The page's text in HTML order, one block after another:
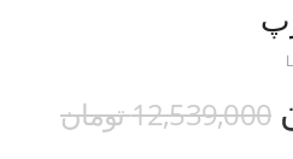
12,539,000 تومان